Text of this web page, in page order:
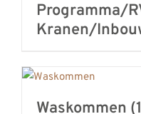
Programma/
Kranen/
Waskommen